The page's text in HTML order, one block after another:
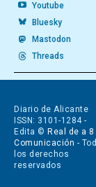
Youtube
Bluesky
Mastodon
Threads
Diario de Alicante
ISSN: 3101-1284 -
Edita © Real de a 8
Comunicación -
los derechos
reservados